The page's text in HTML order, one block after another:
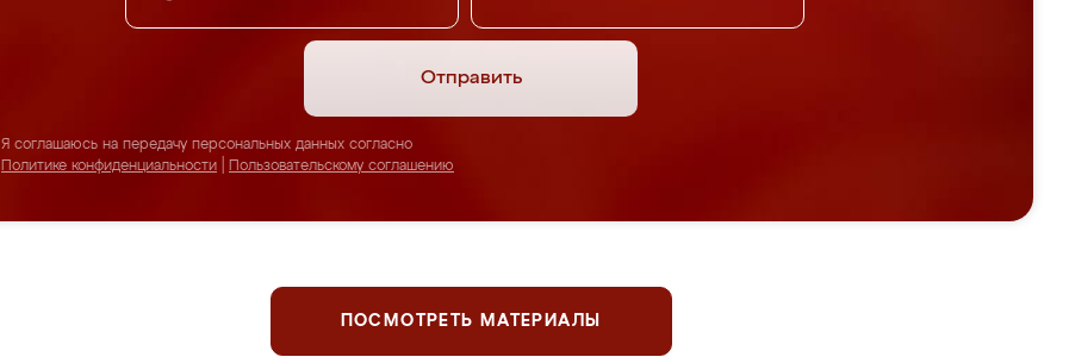
Отправить
Я соглашаюсь на передачу персональных данных согласно
Политике конфиденциальности
Пользовательскому соглашению
ПОСМОТРЕТЬ МАТЕРИАЛЫ